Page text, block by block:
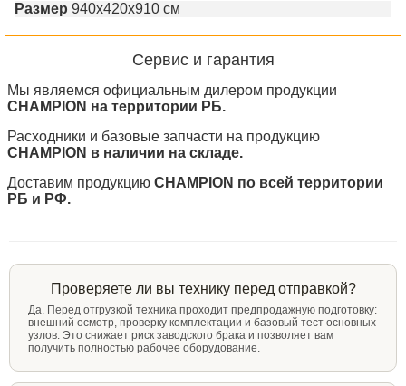
Размер 940х420х910 см
Сервис и гарантия
Мы являемся официальным дилером продукции
CHAMPION на территории РБ.
Расходники и базовые запчасти на продукцию
CHAMPION в наличии на складе.
Доставим продукцию CHAMPION по всей территории
РБ и РФ.
Проверяете ли вы технику перед отправкой?
Да. Перед отгрузкой техника проходит предпродажную подготовку:
внешний осмотр, проверку комплектации и базовый тест основных
узлов. Это снижает риск заводского брака и позволяет вам
получить полностью рабочее оборудование.